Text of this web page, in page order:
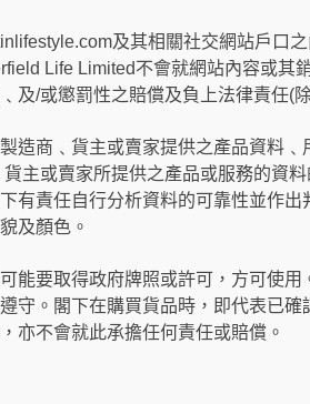
及其相關社交網站戶口
Life Limited不會就網站內容或其
及/或懲罰性之賠償及負上法律責任(
造商﹑貨主或賣家提供之產品資料
主或賣家所提供之產品或服務的資
有責任自行分析資料的可靠性並作
及顏色。
能要取得政府牌照或許可，方可使
守。閣下在購買貨品時，即代表已
亦不會就此承擔任何責任或賠償。